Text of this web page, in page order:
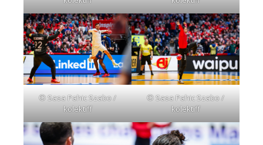
© Sasa Pahic Szabo /
kolektiff
© Sasa Pahic Szabo /
kolektiff